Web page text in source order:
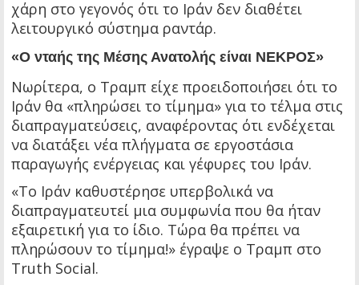
χάρη στο γεγονός ότι το Ιράν δεν διαθέτει
λειτουργικό σύστημα ραντάρ.
«Ο νταής της Μέσης Ανατολής είναι ΝΕΚΡΟΣ»
Νωρίτερα, ο Τραμπ είχε προειδοποιήσει ότι το
Ιράν θα «πληρώσει το τίμημα» για το τέλμα στις
διαπραγματεύσεις, αναφέροντας ότι ενδέχεται
να διατάξει νέα πλήγματα σε εργοστάσια
παραγωγής ενέργειας και γέφυρες του Ιράν.
«Το Ιράν καθυστέρησε υπερβολικά να
διαπραγματευτεί μια συμφωνία που θα ήταν
εξαιρετική για το ίδιο. Τώρα θα πρέπει να
πληρώσουν το τίμημα!» έγραψε ο Τραμπ στο
Truth Social.